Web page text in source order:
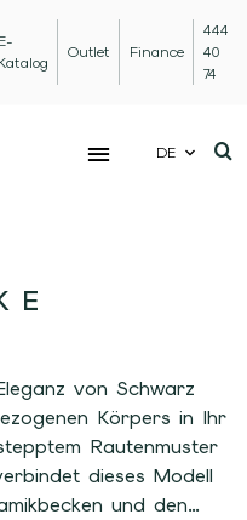
E-
Katalog
Outlet Finance
444
40
74
DE
E
von Schwarz
Körpers in Ihr
Rautenmuster
dieses Modell
und den